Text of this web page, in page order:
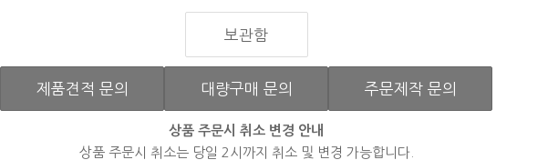
보관함
제품견적 문의 대량구매 문의 주문제작 문의
상품 주문시 취소 변경 안내
상품 주문시 취소는 당일 2시까지 취소 및 변경 가능합니다.